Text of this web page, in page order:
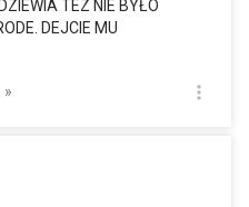
TEZ NIE BYŁO
DEJCIE MU